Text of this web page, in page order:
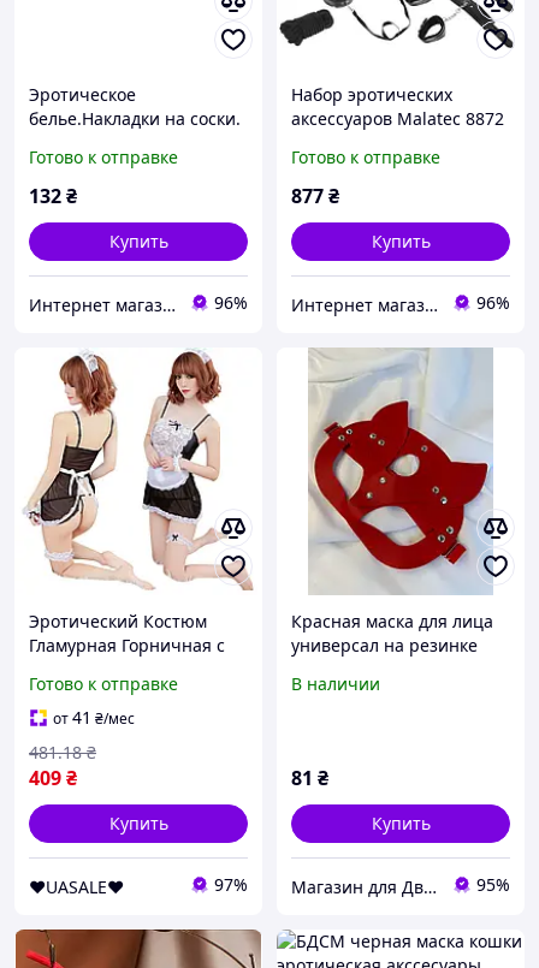
Эротическое
белье.Накладки на соски.
Эротическое белье.
Эротические аксессуары.
Готово к отправке
132₴
Купить
Интернет магазин ФЕЕРИЯ 96%
Набор эротических
аксессуаров Malatec 8872
Готово к отправке
877₴
Купить
Интернет магазин Постелюшка (Домашний текстиль, сумки, товары для дома и отдыха) 96%
Эротический Костюм
Гламурная Горничная с
эротическими
аксессуарами для
ролевых игр SKLAD
Готово к отправке
от41 ₴/мес
409₴
481.18 ₴
Купить
❤️UASALE❤️ 97%
Красная маска для лица
универсал на резинке
для соблазна
В наличии
81 ₴
Купить
Магазин для Двоих 95%